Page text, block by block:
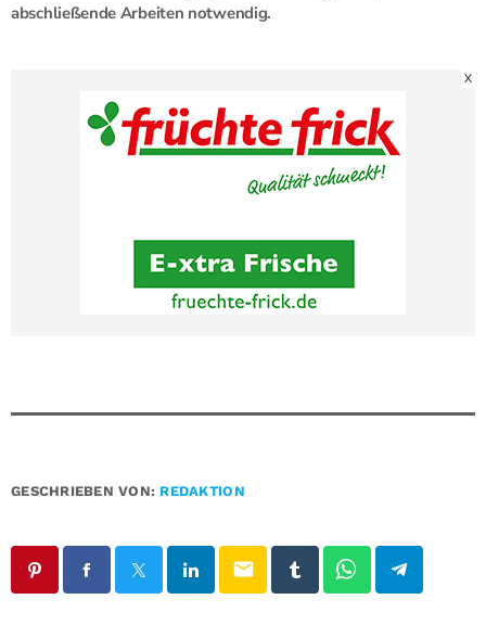
abschließende Arbeiten notwendig.
X
GESCHRIEBEN VON: REDAKTION
email